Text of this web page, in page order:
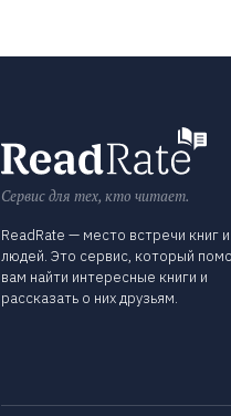
Сервис для тех, кто читает.
ReadRate — место встречи книг и
людей. Это сервис, который
вам найти интересные книги и
рассказать о них друзьям.